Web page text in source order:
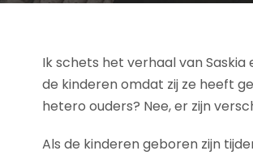
Ik schets het verhaal van Saskia
de kinderen omdat zij ze heeft
hetero ouders? Nee, er zijn
Als de kinderen geboren zijn